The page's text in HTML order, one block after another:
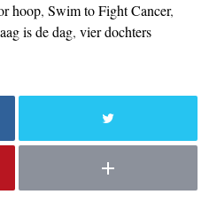
hoop, Swim to Fight Cancer,
is de dag, vier dochters